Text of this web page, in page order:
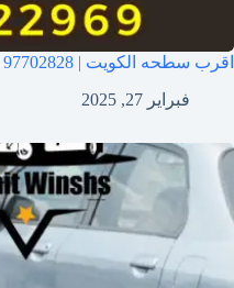
اقرب سطحه الكويت | 97702828
فبراير 27, 2025